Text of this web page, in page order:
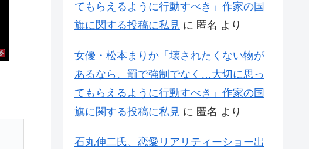
てもらえるように行動すべき」作家の国
旗に関する投稿に私見 に 匿名 より
女優・松本まりか「壊されたくない物が
あるなら、罰で強制でなく…大切に思っ
てもらえるように行動すべき」作家の国
旗に関する投稿に私見 に 匿名 より
石丸伸二氏、恋愛リアリティーショー出